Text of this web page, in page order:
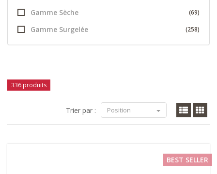
Gamme Sèche (69)
Gamme Surgelée (258)
336 produits
Trier par : Position
BEST SELLER